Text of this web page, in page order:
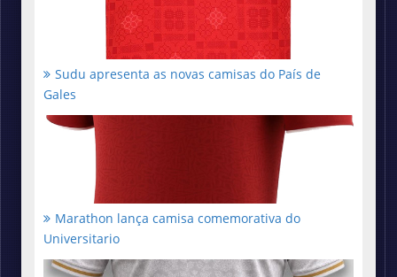
Sudu apresenta as novas camisas do País de
Gales
Marathon lança camisa comemorativa do
Universitario